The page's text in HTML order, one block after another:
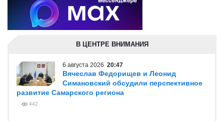
В ЦЕНТРЕ ВНИМАНИЯ
6 августа 2026 20:47
Вячеслав Федорищев и Леонид
Симановский обсудили перспективное
развитие Самарского региона
442